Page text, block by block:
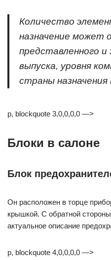
Количество
назначение может
представленного
выпуска, уровня
страны назначения
p, blockquote 3,0,0,0,0 —>
Блоки в салоне
Блок
Он расположен в торце
крышкой. С обратной
актуальное описание
p, blockquote 4,0,0,0,0 —>